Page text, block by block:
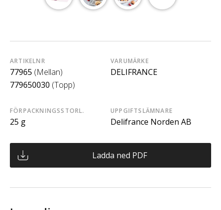
ARTIKELNR
77965 (Mellan)
779650030 (Topp)
VARUMÄRKE
DELIFRANCE
FÖRPACKNINGSSTORL.
25 g
UPPGIFTSLÄMNARE
Delifrance Norden AB
Ladda ned PDF